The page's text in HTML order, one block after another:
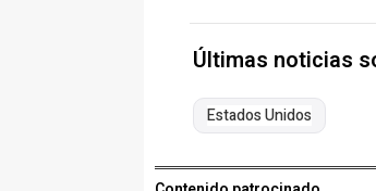
Últimas noticias
Estados Unidos